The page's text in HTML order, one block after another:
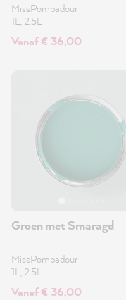
MissPompadour
1L, 2.5L
Vanaf € 36,00
Groen met Smaragd
MissPompadour
1L, 2.5L
Vanaf € 36,00